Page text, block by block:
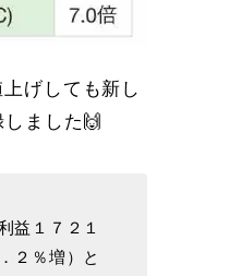
げしても新し
ました🙌
益１７２１
２％増）と